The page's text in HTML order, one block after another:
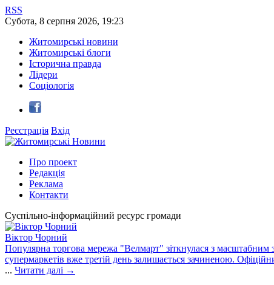
RSS
Субота, 8 серпня 2026, 19:23
Житомирські новини
Житомирські блоги
Історична правда
Лідери
Соціологія
Реєстрація Вхід
Про проект
Редакція
Реклама
Контакти
Суспільно-інформаційний ресурс громади
Віктор Чорний
Популярна торгова мережа "Велмарт" зіткнулася з масштабним
супермаркетів вже третій день залишається зачиненою.
... Читати далі →